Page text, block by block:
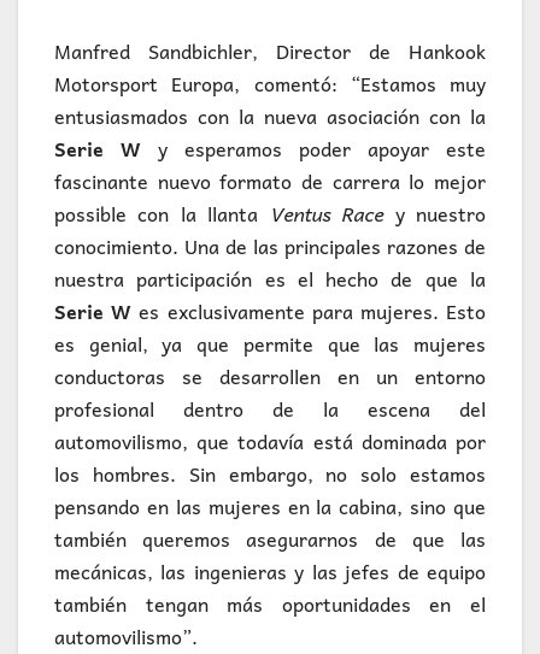
Manfred Sandbichler, Director de Hankook
Motorsport Europa, comentó: “Estamos muy
entusiasmados con la nueva asociación con la
Serie W y esperamos poder apoyar este
fascinante nuevo formato de carrera lo mejor
possible con la llanta Ventus Racey nuestro
conocimiento. Una de las principales razones de
nuestra participación es el hecho de que la
Serie W es exclusivamente para mujeres. Esto
es genial, ya que permite que las mujeres
conductoras se desarrollen en un entorno
profesional dentro de la escena del
automovilismo, que todavía está dominada por
los hombres. Sin embargo, no solo estamos
pensando en las mujeres en la cabina, sino que
también queremos asegurarnos de que las
mecánicas, las ingenieras y las jefes de equipo
también tengan más oportunidades en el
automovilismo”.